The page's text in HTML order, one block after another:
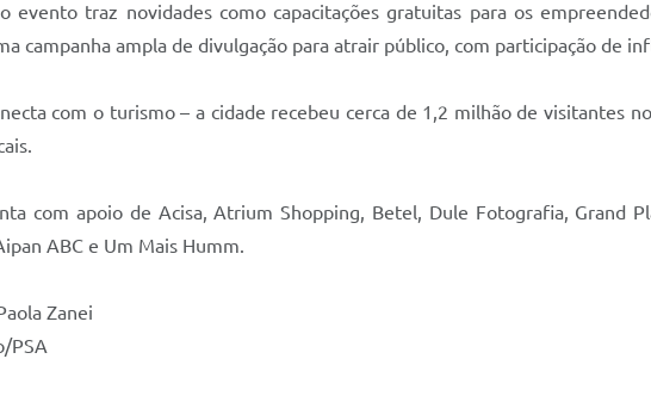
evento traz novidades como capacitações gratuitas para os
campanha ampla de divulgação para atrair público, com participação de
com o turismo – a cidade recebeu cerca de 1,2 milhão de visitantes
com apoio de Acisa, Atrium Shopping, Betel, Dule Fotografia, Grand
ABC e Um Mais Humm.
Zanei
PSA